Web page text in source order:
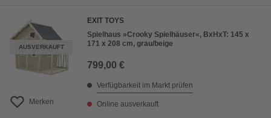
AUSVERKAUFT
Merken
EXIT TOYS
Spielhaus »Crooky Spielhäuser«, BxHxT: 145 x
171 x 208 cm, grau/beige
799,00 €
Verfügbarkeit im Markt prüfen
Online ausverkauft